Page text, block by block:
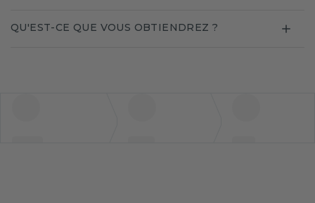
QU'EST-CE QUE VOUS OBTIENDREZ ?